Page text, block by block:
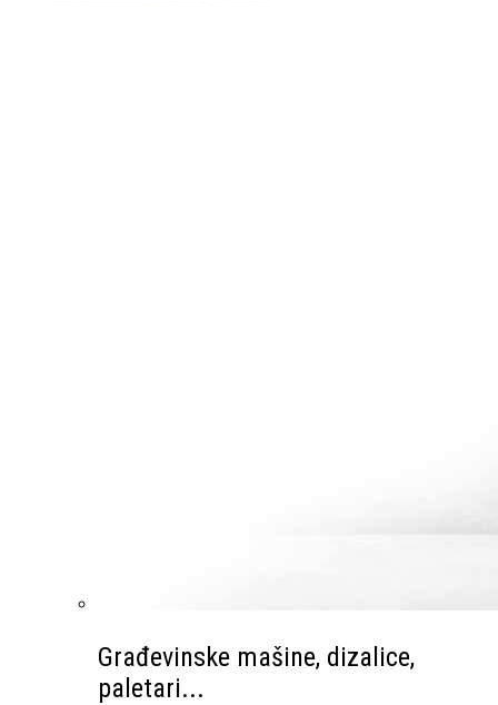
Građevinske mašine, dizalice,
paletari...